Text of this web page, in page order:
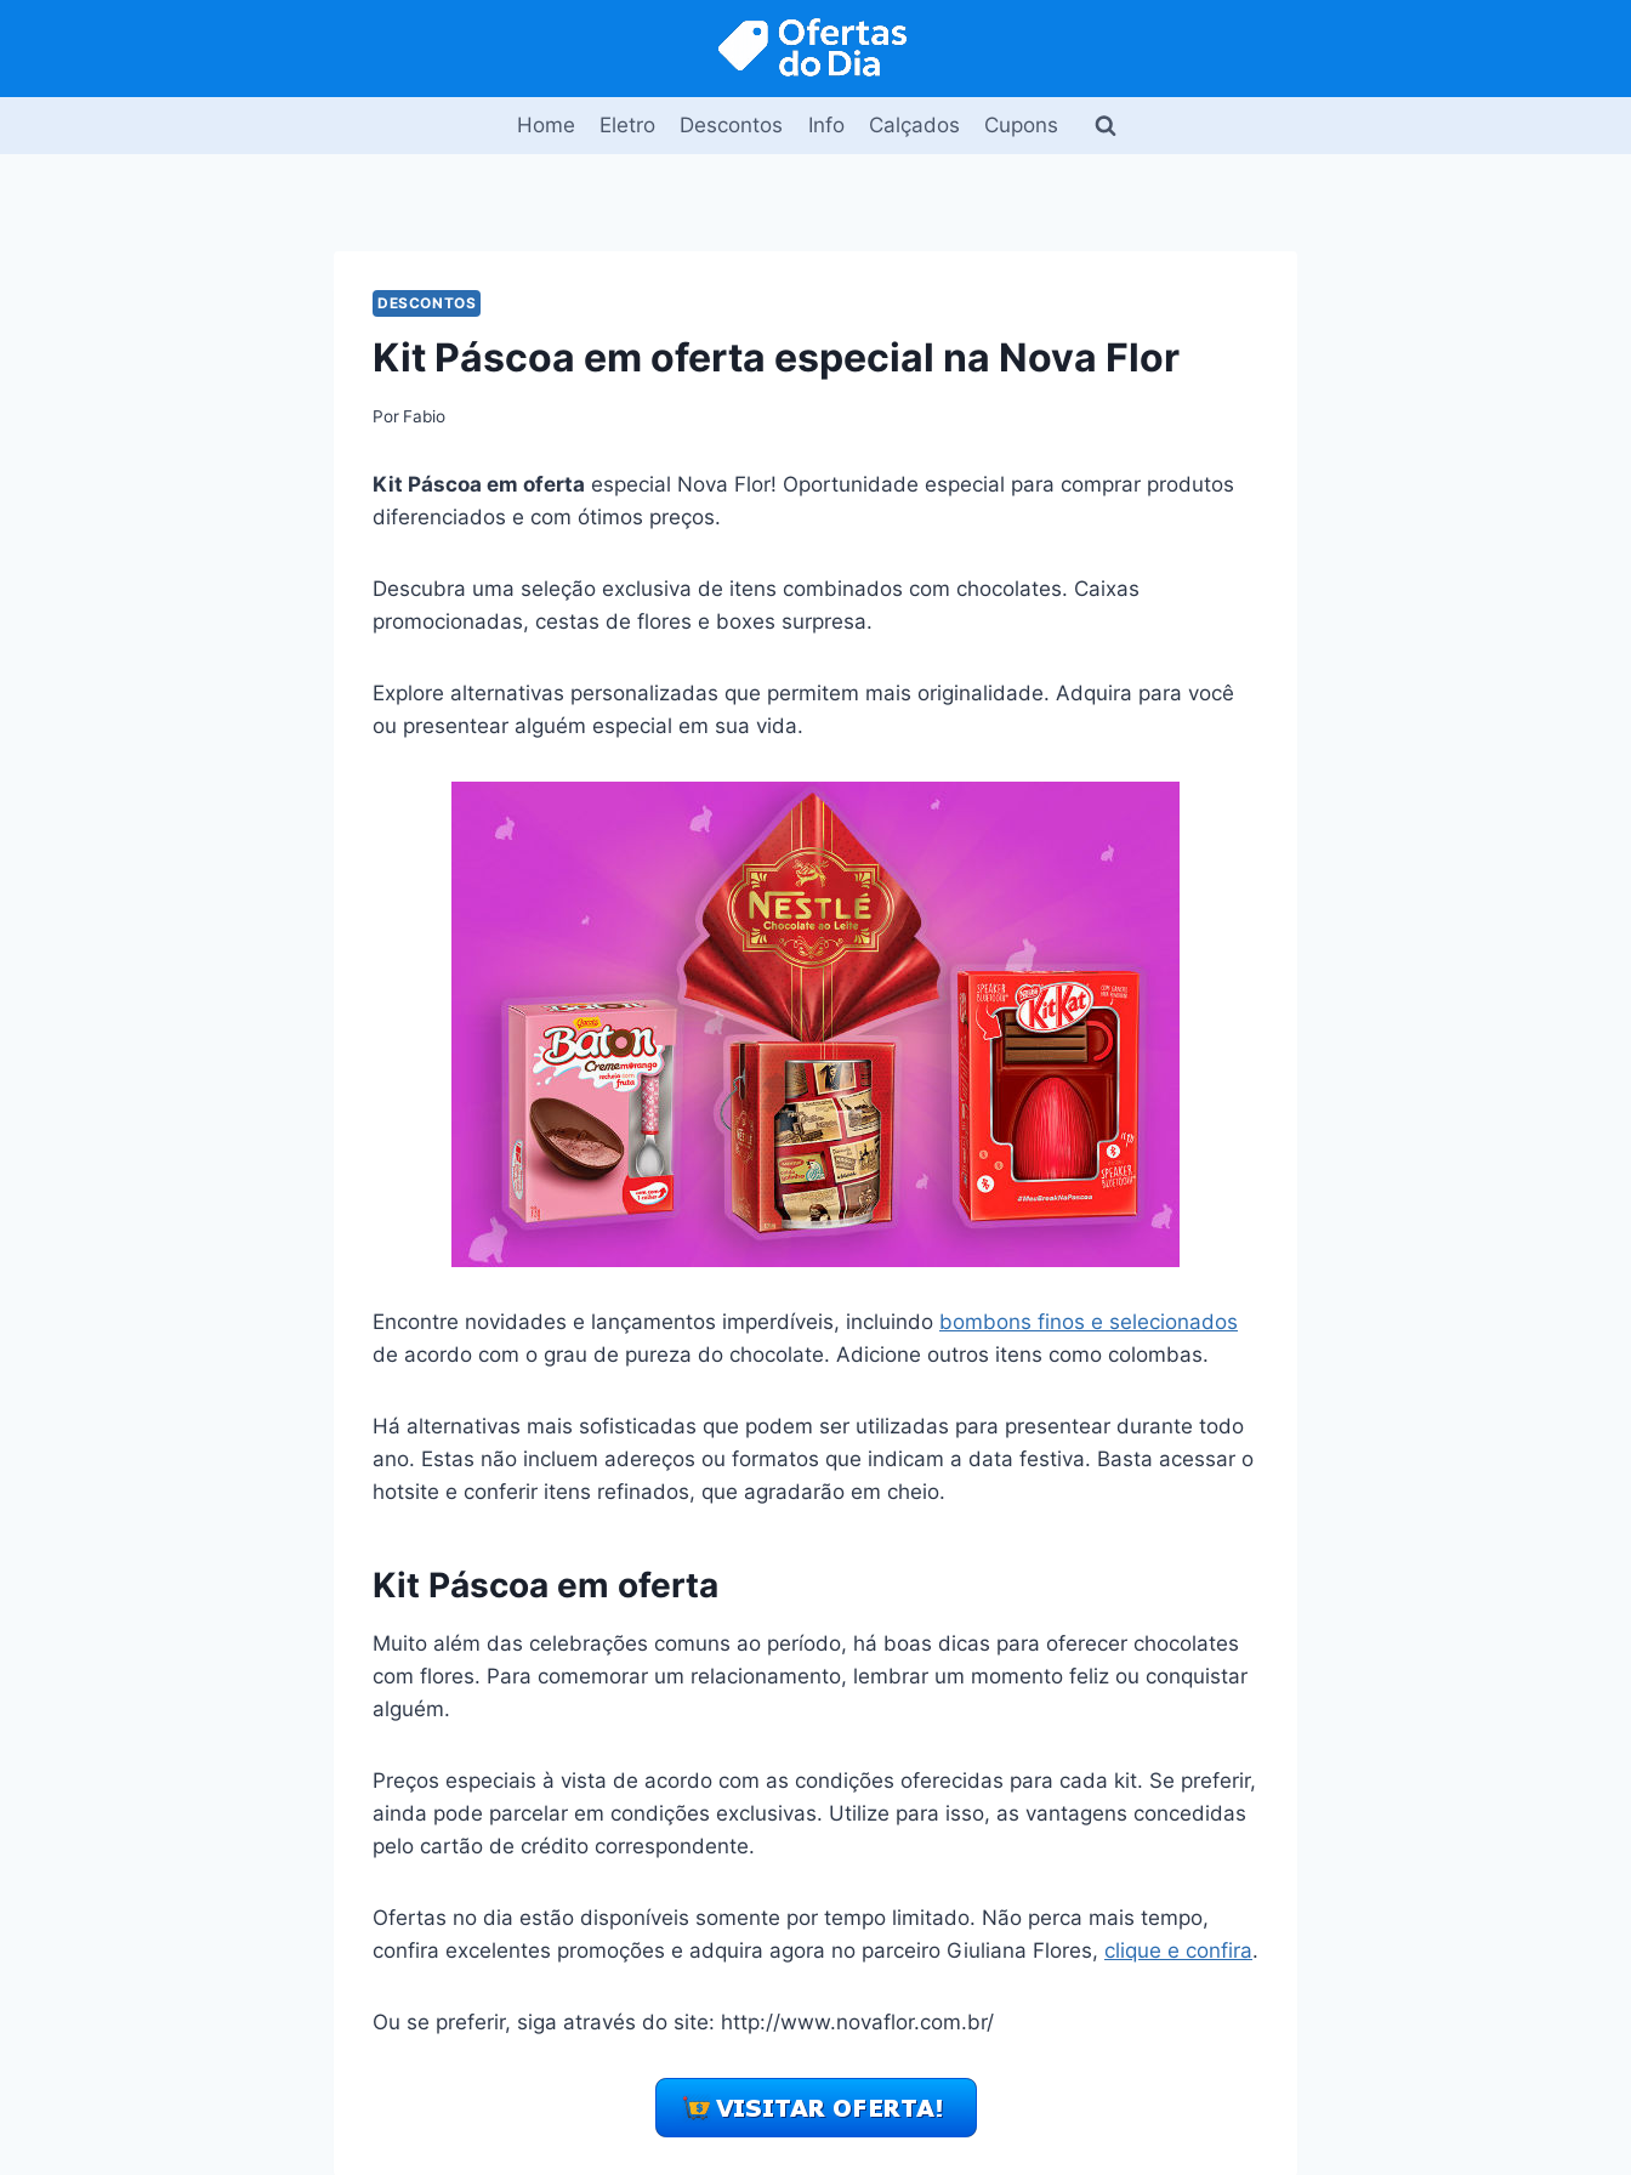
Home Eletro Descontos Info Calçados Cupons
DESCONTOS
Kit Páscoa em oferta especial na Nova Flor
Por Fabio
Kit Páscoa em oferta especial Nova Flor! Oportunidade especial para comprar produtos
diferenciados e com ótimos preços.
Descubra uma seleção exclusiva de itens combinados com chocolates. Caixas
promocionadas, cestas de flores e boxes surpresa.
Explore alternativas personalizadas que permitem mais originalidade. Adquira para você
ou presentear alguém especial em sua vida.
Encontre novidades e lançamentos imperdíveis, incluindo bombons finos e selecionados
de acordo com o grau de pureza do chocolate. Adicione outros itens como colombas.
Há alternativas mais sofisticadas que podem ser utilizadas para presentear durante todo
ano. Estas não incluem adereços ou formatos que indicam a data festiva. Basta acessar o
hotsite e conferir itens refinados, que agradarão em cheio.
Kit Páscoa em oferta
Muito além das celebrações comuns ao período, há boas dicas para oferecer chocolates
com flores. Para comemorar um relacionamento, lembrar um momento feliz ou conquistar
alguém.
Preços especiais à vista de acordo com as condições oferecidas para cada kit. Se preferir,
ainda pode parcelar em condições exclusivas. Utilize para isso, as vantagens concedidas
pelo cartão de crédito correspondente.
Ofertas no dia estão disponíveis somente por tempo limitado. Não perca mais tempo,
confira excelentes promoções e adquira agora no parceiro Giuliana Flores, clique e confira.
Ou se preferir, siga através do site: http://www.novaflor.com.br/